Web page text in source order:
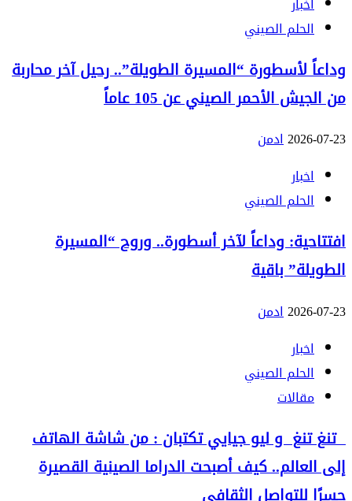
الحلم الصيني
وداعاً لأسطورة “المسيرة الطويلة”.. رحيل آخر محاربة
من الجيش الأحمر الصيني عن 105 عاماً
2026-07-23ادمن
اخبار
الحلم الصيني
افتتاحية: وداعاً لآخر أسطورة.. وروح “المسيرة
الطويلة” باقية
2026-07-23ادمن
اخبار
الحلم الصيني
مقالات
تنغ تنغ و ليو جيايي تكتبان : من شاشة الهاتف
إلى العالم.. كيف أصبحت الدراما الصينية القصيرة
جسرًا للتواصل الثقافي